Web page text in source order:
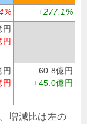
+277.1%
円
円
円
円
60.8億円
+45.0億円
増減比は左の